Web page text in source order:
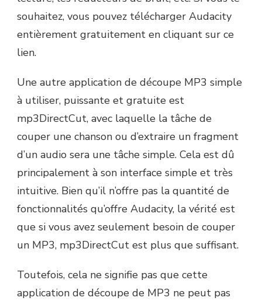
souhaitez, vous pouvez télécharger Audacity
entièrement gratuitement en cliquant sur ce
lien.
Une autre application de découpe MP3 simple
à utiliser, puissante et gratuite est
mp3DirectCut, avec laquelle la tâche de
couper une chanson ou d’extraire un fragment
d’un audio sera une tâche simple. Cela est dû
principalement à son interface simple et très
intuitive. Bien qu’il n’offre pas la quantité de
fonctionnalités qu’offre Audacity, la vérité est
que si vous avez seulement besoin de couper
un MP3, mp3DirectCut est plus que suffisant.
Toutefois, cela ne signifie pas que cette
application de découpe de MP3 ne peut pas